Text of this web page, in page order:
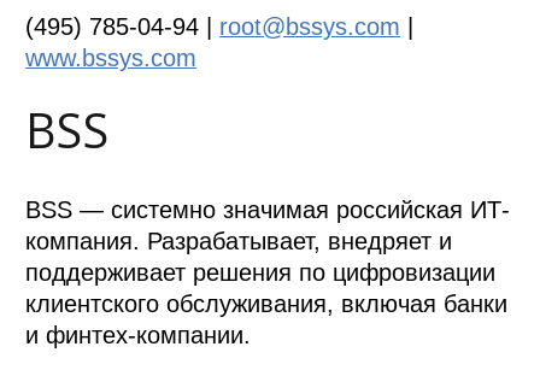
(495) 785-04-94 | root@bssys.com
www.bssys.com
BSS
BSS — системно значимая российская ИТ-
компания. Разрабатывает, внедряет и
поддерживает решения по цифровизации
клиентского обслуживания, включая банки
и финтех-компании.